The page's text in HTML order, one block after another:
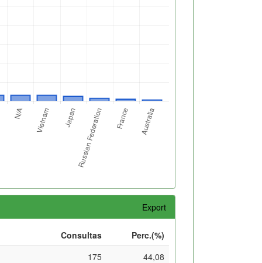
Export
Consultas
Perc.(%)
175
44,08